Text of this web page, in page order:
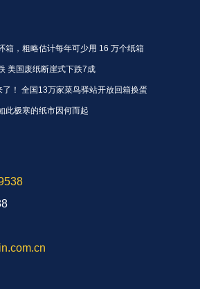
箱，粗略估计每年可少用 16 万个纸箱
美国废纸断崖式下跌7成
了！ 全国13万家菜鸟驿站开放回箱换蛋
此极寒的纸市因何而起